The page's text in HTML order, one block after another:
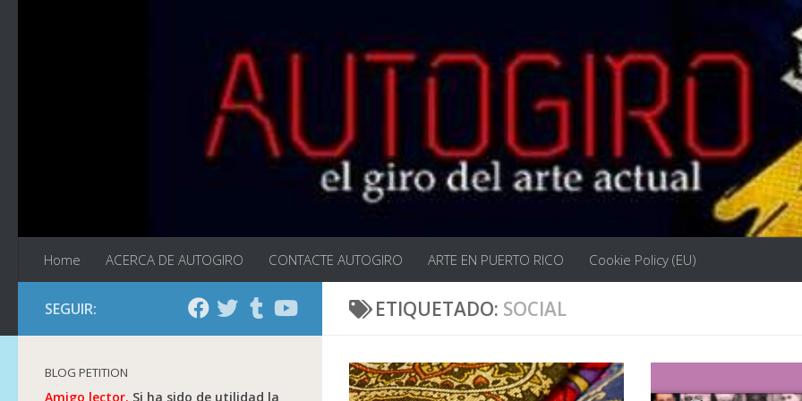
Home ACERCA DE AUTOGIRO CONTACTE AUTOGIRO ARTE EN PUERTO RICO Cookie Policy (EU)
ETIQUETADO: SOCIAL
SEGUIR:
BLOG PETITION
Amigo lector. Si ha sido de utilidad la